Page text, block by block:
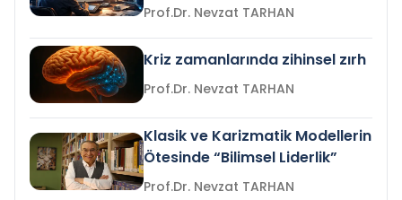
Prof.Dr. Nevzat TARHAN
Kriz zamanlarında zihinsel zırh
Prof.Dr. Nevzat TARHAN
Klasik ve Karizmatik Modellerin
Ötesinde “Bilimsel Liderlik”
Prof.Dr. Nevzat TARHAN